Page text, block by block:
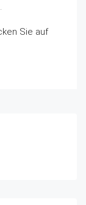
Sie auf